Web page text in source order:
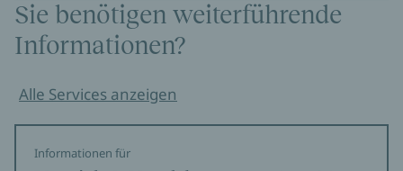
Sie benötigen weiterführende
Informationen?
Alle Services anzeigen
Informationen für